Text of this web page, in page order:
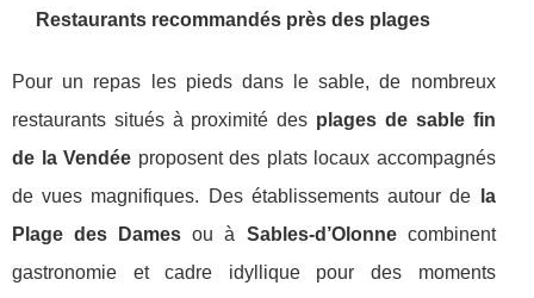
Restaurants recommandés près des plages
Pour un repas les pieds dans le sable, de nombreux
restaurants situés à proximité des plages de sable fin
de la Vendée proposent des plats locaux accompagnés
de vues magnifiques. Des établissements autour de
la
Plage des Dames ou à Sables-d’Olonnecombinent
gastronomie et cadre idyllique pour des moments